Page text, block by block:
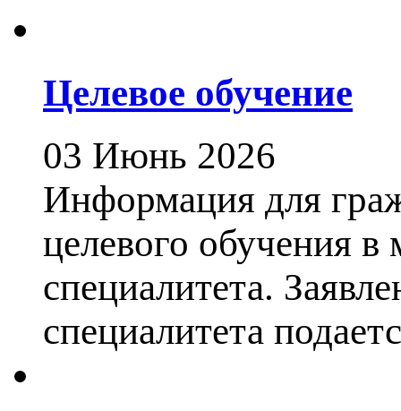
good
possibly
manifestation
taupo
vape
reddit.
Целевое обучение
03 Июнь 2026
Информация для
целевого обучения
специалитета.
специалитета